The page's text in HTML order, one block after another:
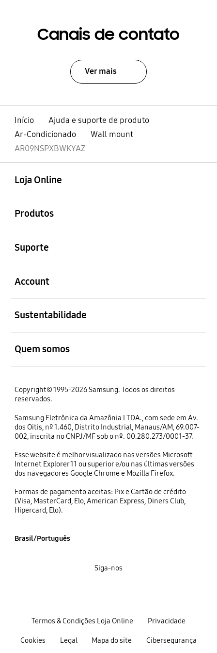
Canais de contato
Ver mais
Início
Ajuda e suporte de produto
Ar-Condicionado
Wall mount
AR09NSPXBWKYAZ
Loja Online
Produtos
Suporte
Account
Sustentabilidade
Quem somos
Copyright© 1995-2026 Samsung. Todos os direitos
reservados.
Samsung Eletrônica da Amazônia LTDA., com sede em Av.
dos Oitis, nº 1.460, Distrito Industrial, Manaus/AM, 69.007-
002, inscrita no CNPJ/MF sob o nº. 00.280.273/0001-37.
Esse website é melhor visualizado nas versões Microsoft
Internet Explorer 11 ou superior e/ou nas últimas versões
dos navegadores Google Chrome e Mozilla Firefox.
Formas de pagamento aceitas: Pix e Cartão de crédito
(Visa, MasterCard, Elo, American Express, Diners Club,
Hipercard, Elo).
Brasil/Português
Termos & Condições Loja Online Privacidade
Cookies Legal Mapa do site Cibersegurança
Siga-nos